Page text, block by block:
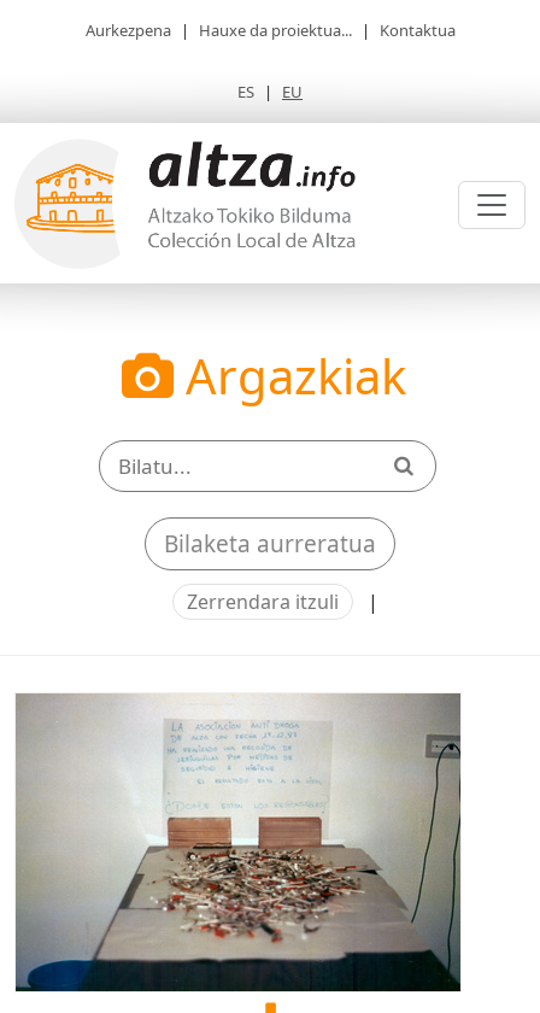
Aurkezpena | Hauxe da proiektua... | Kontaktua
ES | EU
Argazkiak
Bilaketa aurreratua
Zerrendara itzuli |